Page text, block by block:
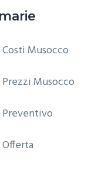
Musocco
Musocco